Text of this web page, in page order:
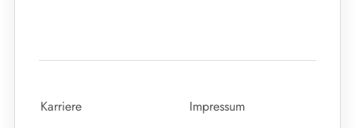
Karriere
Impressum